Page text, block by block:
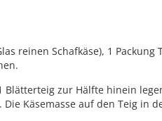
reinen Schafkäse), 1 Packung
Blätterteig zur Hälfte hinein
Käsemasse auf den Teig in